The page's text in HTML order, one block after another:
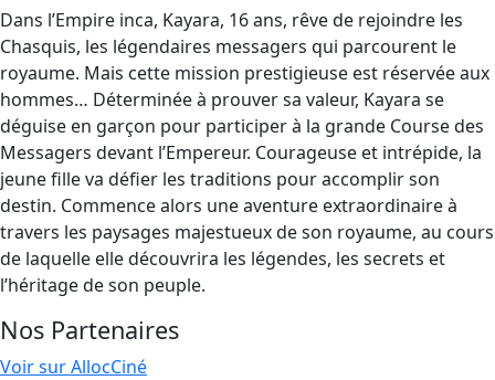
Dans l’Empire inca, Kayara, 16 ans, rêve de rejoindre les
Chasquis, les légendaires messagers qui parcourent le
royaume. Mais cette mission prestigieuse est réservée aux
hommes… Déterminée à prouver sa valeur, Kayara se
déguise en garçon pour participer à la grande Course des
Messagers devant l’Empereur. Courageuse et intrépide, la
jeune fille va défier les traditions pour accomplir son
destin. Commence alors une aventure extraordinaire à
travers les paysages majestueux de son royaume, au cours
de laquelle elle découvrira les légendes, les secrets et
l’héritage de son peuple.
Nos Partenaires
Voir sur AllocCiné